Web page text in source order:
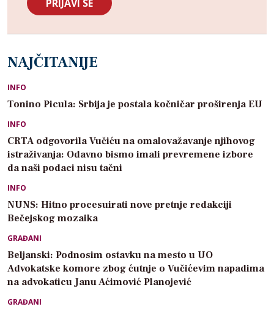
NAJČITANIJE
INFO
Tonino Picula: Srbija je postala kočničar proširenja EU
INFO
CRTA odgovorila Vučiću na omalovažavanje njihovog
istraživanja: Odavno bismo imali prevremene izbore
da naši podaci nisu tačni
INFO
NUNS: Hitno procesuirati nove pretnje redakciji
Bečejskog mozaika
GRAĐANI
Beljanski: Podnosim ostavku na mesto u UO
Advokatske komore zbog ćutnje o Vučićevim napadima
na advokaticu Janu Aćimović Planojević
GRAĐANI